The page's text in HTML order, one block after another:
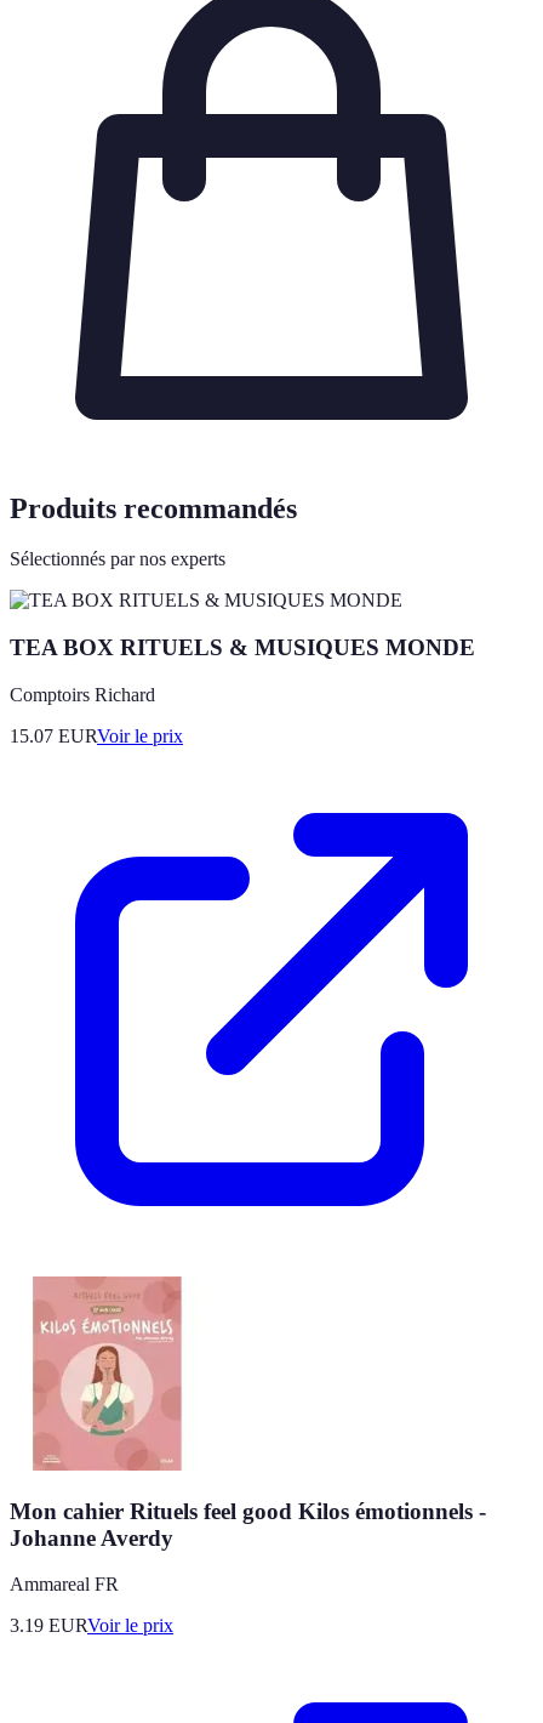
Produits recommandés
Sélectionnés par nos experts
TEA BOX RITUELS & MUSIQUES MONDE
Comptoirs Richard
15.07 EURVoir le prix
Mon cahier Rituels feel good Kilos émotionnels -
Johanne Averdy
Ammareal FR
3.19 EURVoir le prix